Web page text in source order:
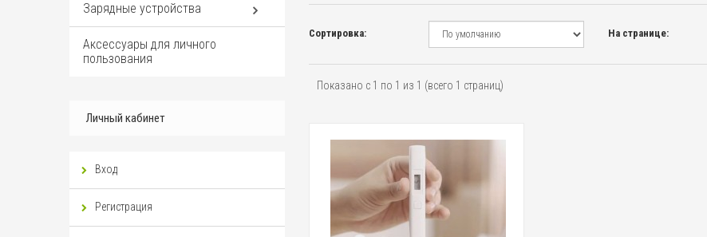
Зарядные устройства
Аксессуары для личного
пользования
Личный кабинет
Вход
Регистрация
Сортировка: На странице:
Показано с 1 по 1 из 1 (всего 1 страниц)